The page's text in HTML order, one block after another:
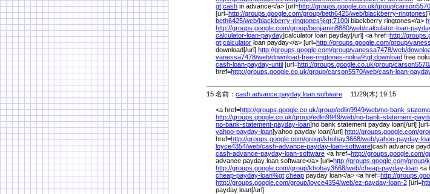
gt;cash in advance</a> [url=http://groups.google.co.uk/group/
[url=http://groups.google.com/group/beth6425/web/blackberry-ringtones
beth6425/web/blackberry-ringtones%gt;7100i blackberry ringtones</a>
http://groups.google.com/group/benjamin8880/web/calculator-loan-
calculator-loan-payday]calculator loan payday[/url] <a href=http://
gt;calculator loan payday</a> [url=http://groups.google.com/group/
download[/url] http://groups.google.com/group/vanessa7478/web/
vanessa7478/web/download-free-ringtones-nokia%gt;download free
cash-loan-payday-until [url=http://groups.google.co.uk/group/
href=http://groups.google.co.uk/group/carson5570/web/cash-loan-
15 名前： cash advance payday loan software 11/29(木) 19:15
<a href=http://groups.google.co.uk/group/edlin9949/web/no-bank-
http://groups.google.co.uk/group/edlin9949/web/no-bank-statement-
no-bank-statement-payday-loan]no bank statement payday loan[/url]
yahoo-payday-loan]yahoo payday loan[/url] http://groups.google.com/
href=http://groups.google.com/group/khohay3668/web/yahoo-payday-
loyce4354/web/cash-advance-payday-loan-software]cash advance
cash-advance-payday-loan-software <a href=http://groups.google.com/
advance payday loan software</a> [url=http://groups.google.com/group/
http://groups.google.com/group/khohay3668/web/cheap-payday-loan <a
cheap-payday-loan%gt;cheap payday loan</a> <a href=http://
http://groups.google.com/group/loyce4354/web/ez-payday-loan-2 [url=
payday loan[/url]